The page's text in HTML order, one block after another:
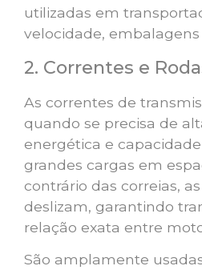
utilizadas em
velocidade,
2. Correntes e
As correntes de
quando se precisa de
energética e
grandes cargas em
contrário das correias,
deslizam, garantindo
relação exata entre
São amplamente